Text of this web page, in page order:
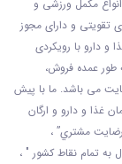
رایج
هایی که
سی ای ای
مکمل ورزشی و
تقویتی و دارای مجوز
و دارو با رويکردی
طور عمده فروش،
می باشد. ما با پيش
غذا و دارو و ارگان
مشتري” ،
تمام نقاط کشور " ،